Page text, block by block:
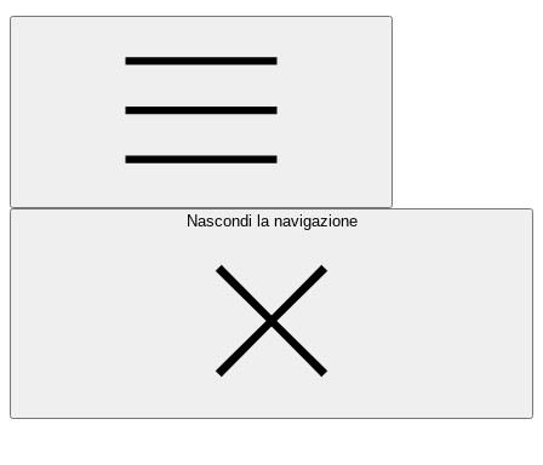
Nascondi la navigazione